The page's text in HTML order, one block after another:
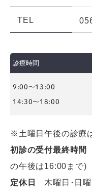
TEL
診療時間
9:00～13:00
14:30～18:00
※土曜日午後の診療
初診の受付最終時間
の午後は16:00まで)
定休日
木曜日･日曜